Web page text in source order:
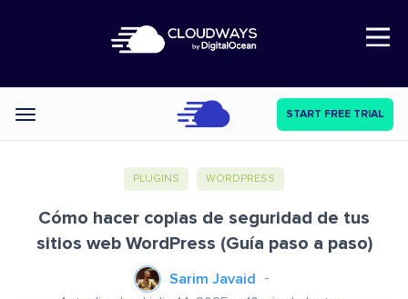
Open Nav
Categories START FREE TRIAL
PLUGINS WORDPRESS
Cómo hacer copias de seguridad de tus
sitios web WordPress (Guía paso a paso)
Sarim Javaid